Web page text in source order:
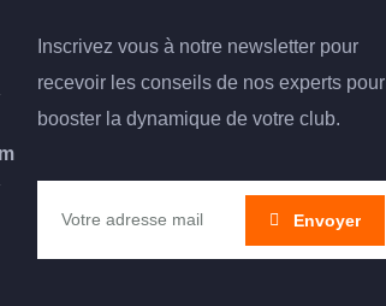
Inscrivez vous à notre newsletter pour
recevoir les conseils de nos experts pour
booster la dynamique de votre club.